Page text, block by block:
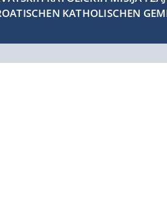
KATHOLISCHEN